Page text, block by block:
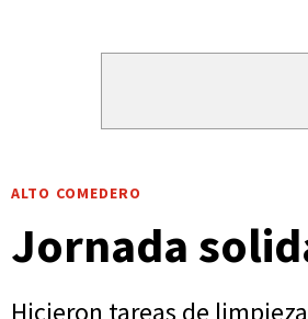
ALTO COMEDERO
Jornada
Hicieron tareas de